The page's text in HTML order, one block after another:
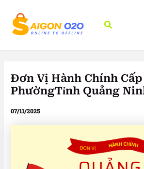
Tìm
Đơn Vị Hành Chính Cấp
PhườngTỉnh Quảng
07/11/2025